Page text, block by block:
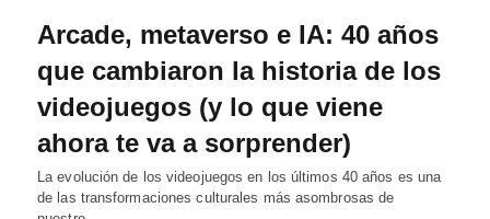
Arcade, metaverso e IA: 40 años
que cambiaron la historia de los
videojuegos (y lo que viene
ahora te va a sorprender)
La evolución de los videojuegos en los últimos 40 años es una
de las transformaciones culturales más asombrosas de